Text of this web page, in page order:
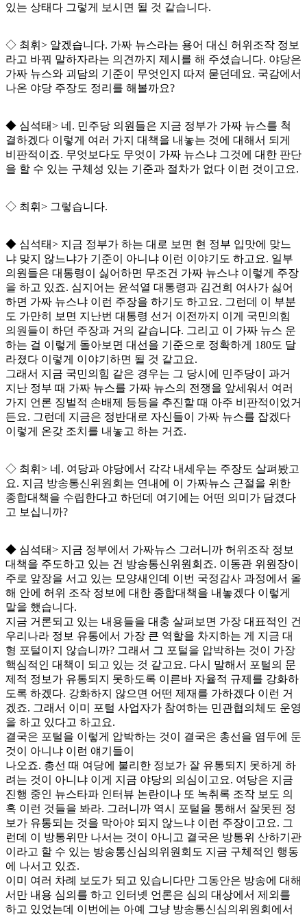
있는 상태다 그렇게 보시면 될 것 같습니다.
◇ 최휘 > 알겠습니다. 가짜 뉴스라는 용어 대신 허위조작 정보
라고 바꿔 말하자라는 의견까지 제시를 해 주셨습니다. 야당은
가짜 뉴스와 괴담의 기준이 무엇인지 따져 묻던데요. 국감에서
나온 야당 주장도 정리를 해볼까요?
◆ 심석태> 네 . 민주당 의원들은 지금 정부가 가짜 뉴스를 척
결하겠다 이렇게 여러 가지 대책을 내놓는 것에 대해서 되게
비판적이죠. 무엇보다도 무엇이 가짜 뉴스냐 그것에 대한 판단
을 할 수 있는 구체성 있는 기준과 절차가 없다 이런 것이고요.
◇ 최휘 > 그렇습니다.
◆ 심석태> 지금 정부가 하는 대로 보면 현 정부 입맛에 맞느
냐 맞지 않느냐가 기준이 아니냐 이런 이야기도 하고요. 일부
의원들은 대통령이 싫어하면 무조건 가짜 뉴스냐 이렇게 주장
을 하고 있죠. 심지어는 윤석열 대통령과 김건희 여사가 싫어
하면 가짜 뉴스냐 이런 주장을 하기도 하고요. 그런데 이 부분
도 가만히 보면 지난번 대통령 선거 이전까지 이게 국민의힘
의원들이 하던 주장과 거의 같습니다. 그리고 이 가짜 뉴스 운
하는 걸 이렇게 돌아보면 대선을 기준으로 정확하게 180도 달
라졌다 이렇게 이야기하면 될 것 같고요.
그래서 지금 국민의힘 같은 경우는 그 당시에 민주당이 과거
지난 정부 때 가짜 뉴스를 가짜 뉴스의 전쟁을 앞세워서 여러
가지 언론 징벌적 손배제 등등을 추진할 때 아주 비판적이었거
든요. 그런데 지금은 정반대로 자신들이 가짜 뉴스를 잡겠다
이렇게 온갖 조치를 내놓고 하는 거죠.
◇ 최휘 > 네 . 여당과 야당에서 각각 내세우는 주장도 살펴봤고
요. 지금 방송통신위원회는 연내에 이 가짜뉴스 근절을 위한
종합대책을 수립한다고 하던데 여기에는 어떤 의미가 담겼다
고 보십니까?
◆ 심석태> 지금 정부에서 가짜뉴스 그러니까 허위조작 정보
대책을 주도하고 있는 건 방송통신위원회죠. 이동관 위원장이
주로 앞장을 서고 있는 모양새인데 이번 국정감사 과정에서 올
해 안에 허위 조작 정보에 대한 종합대책을 내놓겠다 이렇게
말을 했습니다.
지금 거론되고 있는 내용들을 대충 살펴보면 가장 대표적인 건
우리나라 정보 유통에서 가장 큰 역할을 차지하는 게 지금 대
형 포털이지 않습니까? 그래서 그 포털을 압박하는 것이 가장
핵심적인 대책이 되고 있는 것 같고요. 다시 말해서 포털의 문
제적 정보가 유통되지 못하도록 이른바 자율적 규제를 강화하
도록 하겠다. 강화하지 않으면 어떤 제재를 가하겠다 이런 거
겠죠. 그래서 이미 포털 사업자가 참여하는 민관협의체도 운영
을 하고 있다고 하고요.
결국은 포털을 이렇게 압박하는 것이 결국은 총선을 염두에 둔
것이 아니냐 이런 얘기들이
나오죠. 총선 때 여당에 불리한 정보가 잘 유통되지 못하게 하
려는 것이 아니냐 이게 지금 야당의 의심이고요. 여당은 지금
진행 중인 뉴스타파 인터뷰 논란이나 또 녹취록 조작 보도 의
혹 이런 것들을 봐라. 그러니까 역시 포털을 통해서 잘못된 정
보가 유통되는 것을 막아야 되지 않느냐 이런 주장이고요. 그
런데 이 방통위만 나서는 것이 아니고 결국은 방통위 산하기관
이라고 할 수 있는 방송통신심의위원회도 지금 구체적인 행동
에 나서고 있죠.
이미 여러 차례 보도가 되고 있습니다만 그동안은 방송에 대해
서만 내용 심의를 하고 인터넷 언론은 심의 대상에서 제외를
하고 있었는데 이번에는 아예 그냥 방송통신심의위원회에서